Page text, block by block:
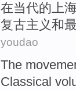
在当代的上
复古主义和
youdao
The
Classical